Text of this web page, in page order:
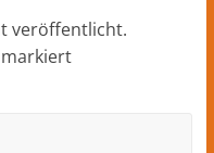
veröffentlicht.
markiert